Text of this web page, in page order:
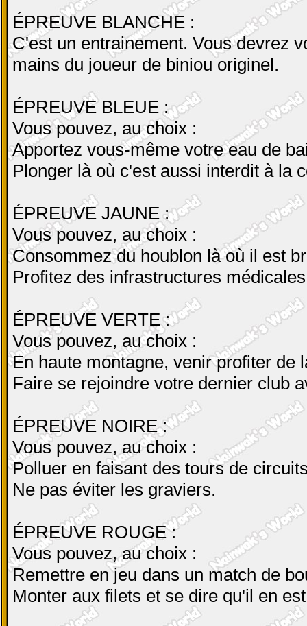
ÉPREUVE BLANCHE :
C'est un entrainement. Vous devrez
mains du joueur de biniou originel.
ÉPREUVE BLEUE :
Vous pouvez, au choix :
Apportez vous-même votre eau de
Plonger là où c'est aussi interdit à la
ÉPREUVE JAUNE :
Vous pouvez, au choix :
Consommez du houblon là où il est
Profitez des infrastructures
ÉPREUVE VERTE :
Vous pouvez, au choix :
En haute montagne, venir profiter de
Faire se rejoindre votre dernier club
ÉPREUVE NOIRE :
Vous pouvez, au choix :
Polluer en faisant des tours de
Ne pas éviter les graviers.
ÉPREUVE ROUGE :
Vous pouvez, au choix :
Remettre en jeu dans un match de
Monter aux filets et se dire qu'il en